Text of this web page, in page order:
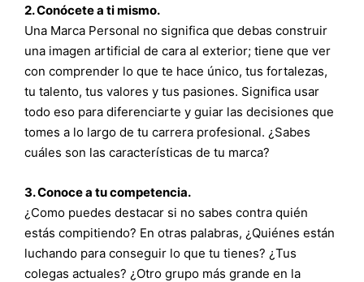
2. Conócete a ti mismo.
Una Marca Personal no significa que debas construir
una imagen artificial de cara al exterior; tiene que ver
con comprender lo que te hace único, tus fortalezas,
tu talento, tus valores y tus pasiones. Significa usar
todo eso para diferenciarte y guiar las decisiones que
tomes a lo largo de tu carrera profesional. ¿Sabes
cuáles son las características de tu marca?
3. Conoce a tu competencia.
¿Como puedes destacar si no sabes contra quién
estás compitiendo? En otras palabras, ¿Quiénes están
luchando para conseguir lo que tu tienes? ¿Tus
colegas actuales? ¿Otro grupo más grande en la